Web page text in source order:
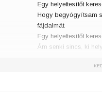
Egy helyettesítőt
Hogy begyógyítsam
fájdalmát.
Egy helyettesítőt
Ám senki sincs, ki
Magasan vagyok